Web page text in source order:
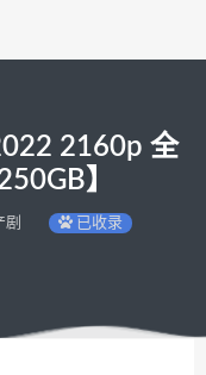
2160p 全
】
剧
已收录